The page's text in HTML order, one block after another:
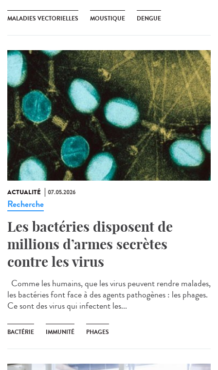
MALADIES VECTORIELLES MOUSTIQUE DENGUE
ACTUALITÉ 07.05.2026
Recherche
Les bactéries disposent de
millions d’armes secrètes
contre les virus
Comme les humains, que les virus peuvent rendre malades,
les bactéries font face à des agents pathogènes : les phages.
Ce sont des virus qui infectent les...
BACTÉRIE IMMUNITÉ PHAGES